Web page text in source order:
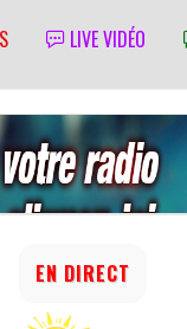
LIVE VIDÉO
EN DIRECT